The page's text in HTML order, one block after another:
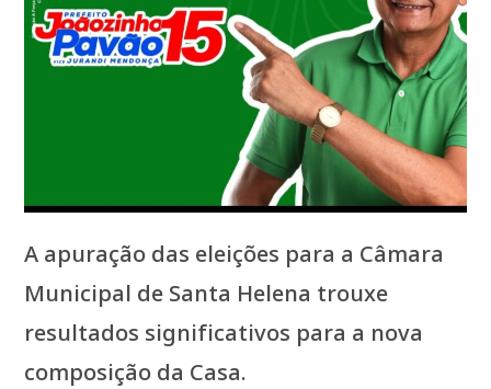
A apuração das eleições para a Câmara
Municipal de Santa Helena trouxe
resultados significativos para a nova
composição da Casa.